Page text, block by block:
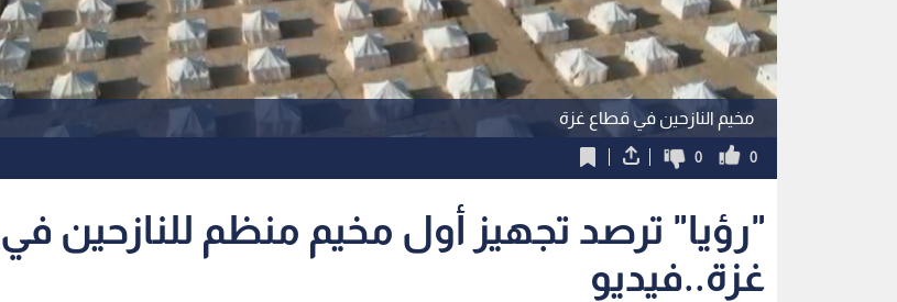
مخيم النازحين في قطاع غزة
0
0
"رؤيا" ترصد تجهيز أول مخيم منظم للنازحين في
غزة..فيديو